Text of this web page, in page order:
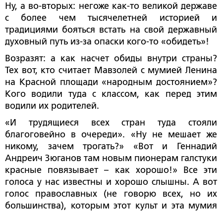
Ну, а во-вторых: негоже как-то великой державе
с более чем тысячелетней историей и
традициями бояться встать на свой державный
духовный путь из-за опаски кого-то «обидеть»!
Возразят: а как насчет обиды внутри страны?
Тех вот, кто считает Мавзолей с мумией Ленина
на Красной площади «народным достоянием»?
Кого водили туда с классом, как перед этим
водили их родителей.
«И трудящиеся всех стран туда стояли
благоговейно в очереди». «Ну не мешает же
никому, зачем трогать?» «Вот и Геннадий
Андреич Зюганов там новым пионерам галстуки
красные повязывает – как хорошо!» Все эти
голоса у нас известны и хорошо слышны. А вот
голос православных (не говорю всех, но их
большинства), которым этот культ и эта мумия